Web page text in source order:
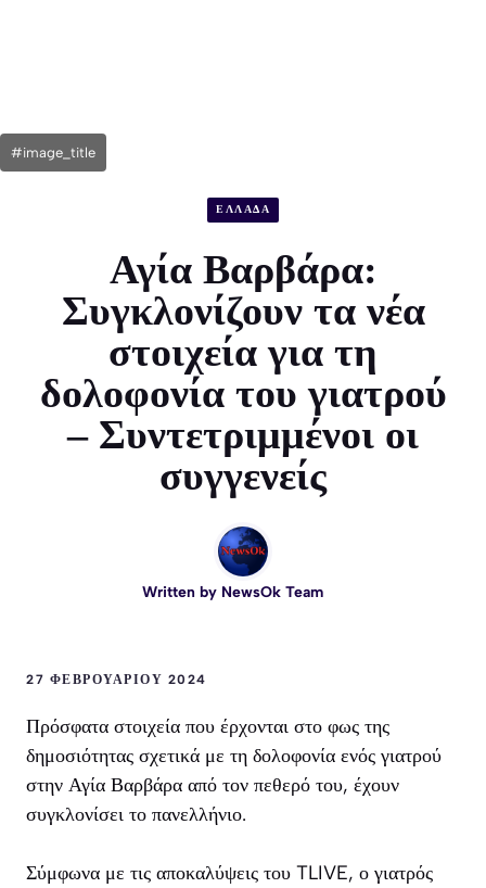
#image_title
ΕΛΛΑΔΑ
Αγία Βαρβάρα:
Συγκλονίζουν τα νέα
στοιχεία για τη
δολοφονία του γιατρού
– Συντετριμμένοι οι
συγγενείς
Written by NewsOk Team
27 ΦΕΒΡΟΥΑΡΊΟΥ 2024
Πρόσφατα στοιχεία που έρχονται στο φως της
δημοσιότητας σχετικά με τη δολοφονία ενός γιατρού
στην Αγία Βαρβάρα από τον πεθερό του, έχουν
συγκλονίσει το πανελλήνιο.
Σύμφωνα με τις αποκαλύψεις του TLIVE, ο γιατρός